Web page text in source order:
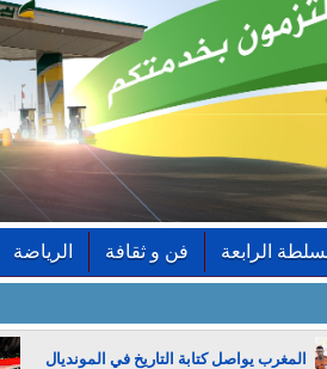
الرابعة فن و ثقافة الرياضة
المغرب يواصل كتابة التاريخ في المونديال